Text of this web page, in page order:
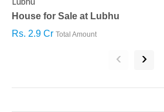
House for Sale at Lubhu
Rs. 2.9 Cr Total Amount
‹ ›